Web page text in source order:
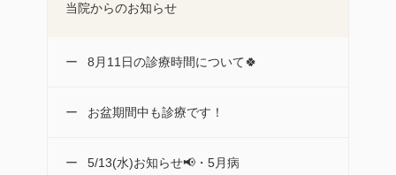
当院からのお知らせ
8月11日の診療時間について🍀
お盆期間中も診療です！
5/13(水)お知らせ📢・5月病